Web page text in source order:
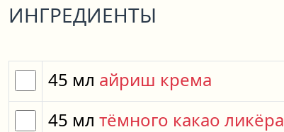
ИНГРЕДИЕНТЫ
45 мл айриш крема
45 мл тёмного какао ликёра